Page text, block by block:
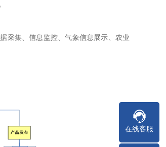
采集、信息监控、气象信息展示、农业
在线客服